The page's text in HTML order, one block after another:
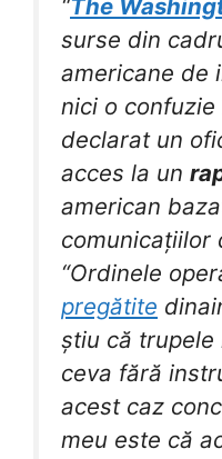
“The
surse din
americane de
nici o confuzie
declarat un
acces la un
american
comunicațiilor
“Ordinele
pregătite
știu că
ceva fără
acest caz
meu este că